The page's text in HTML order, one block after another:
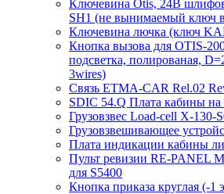
Ключевина Otis, 24В
SH1 (не вынимаемый ключ
Ключевина лючка (ключ
Кнопка вызова для OTIS-
подсветка, полированая,
3wires)
Связь ETMA-CAR Rel.02
SDIC 54.Q Плата кабины на
Грузовзвес Load-cell X-130-
Грузовзвешивающее
Плата индикации кабины
Пульт ревизии RE-PANEL
для S5400
Кнопка приказа круглая (-